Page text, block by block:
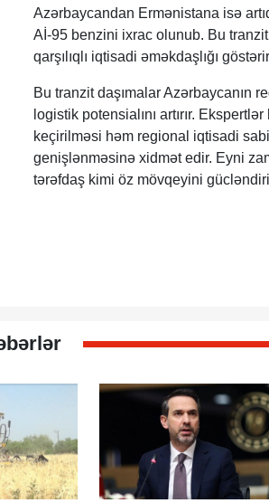
Azərbaycandan Ermənistana isə
Aİ-95 benzini ixrac olunub. Bu tranzit
qarşılıqlı iqtisadi əməkdaşlığı
Bu tranzit daşımalar Azərbaycanın
logistik potensialını artırır.
keçirilməsi həm regional iqtisadi
genişlənməsinə xidmət edir. Eyni
tərəfdaş kimi öz mövqeyini